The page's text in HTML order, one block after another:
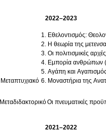
2022–2023
Μεταπτυχιακό
Η θεωρία της
Οι πολιτισμικές
Εμπορία ανθρώπων
Αγάπη και
Μοναστήρια της
ΜεταδιδακτορικόΟι πνευματικές
2021–2022